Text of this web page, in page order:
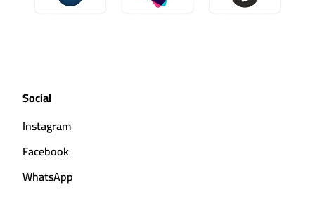
Social
Instagram
Facebook
WhatsApp